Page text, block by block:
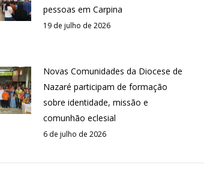
pessoas em Carpina
19 de julho de 2026
Novas Comunidades da Diocese de
Nazaré participam de formação
sobre identidade, missão e
comunhão eclesial
6 de julho de 2026